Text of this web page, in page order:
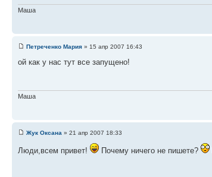
Маша
Петреченко Мария » 15 апр 2007 16:43
ой как у нас тут все запущено!
Маша
Жук Оксана » 21 апр 2007 18:33
Люди,всем привет! Почему ничего не пишете?